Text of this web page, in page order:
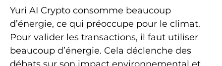
Yuri AI Crypto consomme beaucoup
d’énergie, ce qui préoccupe pour le climat.
Pour valider les transactions, il faut utiliser
beaucoup d’énergie. Cela déclenche des